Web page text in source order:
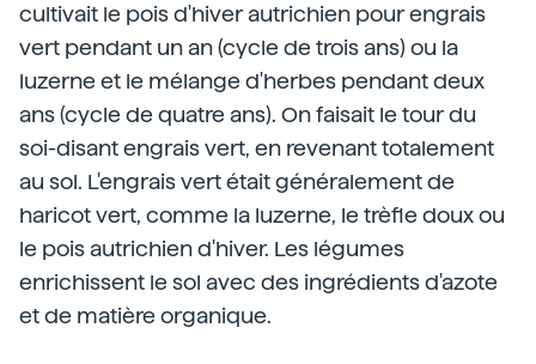
cultivait le pois d'hiver autrichien pour engrais
vert pendant un an (cycle de trois ans) ou la
luzerne et le mélange d'herbes pendant deux
ans (cycle de quatre ans). On faisait le tour du
soi-disant engrais vert, en revenant totalement
au sol. L'engrais vert était généralement de
haricot vert, comme la luzerne, le trèfle doux ou
le pois autrichien d'hiver. Les légumes
enrichissent le sol avec des ingrédients d'azote
et de matière organique.